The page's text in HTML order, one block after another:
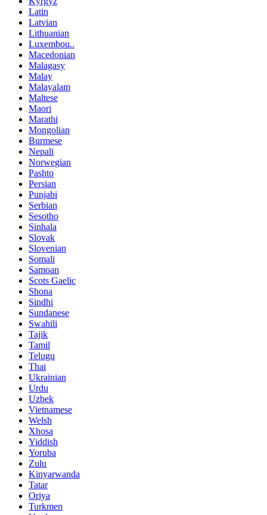
Latin
Latvian
Lithuanian
Luxembou..
Macedonian
Malagasy
Malay
Malayalam
Maltese
Maori
Marathi
Mongolian
Burmese
Nepali
Norwegian
Pashto
Persian
Punjabi
Serbian
Sesotho
Sinhala
Slovak
Slovenian
Somali
Samoan
Scots Gaelic
Shona
Sindhi
Sundanese
Swahili
Tajik
Tamil
Telugu
Thai
Ukrainian
Urdu
Uzbek
Vietnamese
Welsh
Xhosa
Yiddish
Yoruba
Zulu
Kinyarwanda
Tatar
Oriya
Turkmen